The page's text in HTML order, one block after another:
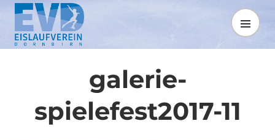
Springe
zum
Inhalt
MENÜ
galerie-
spielefest2017-11